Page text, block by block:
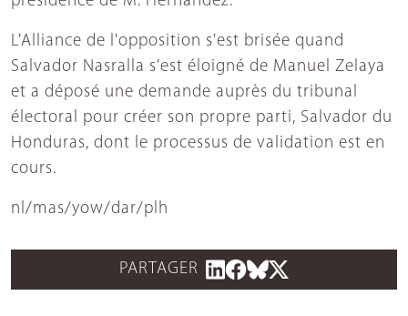
L'Alliance de l'opposition s'est brisée quand
Salvador Nasralla s'est éloigné de Manuel Zelaya
et a déposé une demande auprès du tribunal
électoral pour créer son propre parti, Salvador du
Honduras, dont le processus de validation est en
cours.
nl/mas/yow/dar/plh
PARTAGER